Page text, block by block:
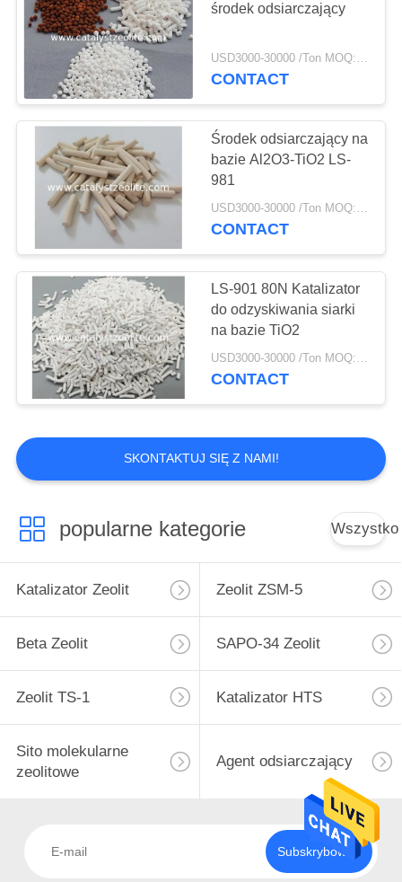
Płynny katalizator
krakingu
katalitycznego
42
Wsparcie dla
katalizatora z tlenku
glinu
83
Niestandardowy
katalizator
środek odsiarczający
USD3000-30000 /Ton MOQ:1 KG
CONTACT
Środek odsiarczający na
bazie Al2O3-TiO2 LS-
981
USD3000-30000 /Ton MOQ:1 KG
CONTACT
LS-901 80N Katalizator
do odzyskiwania siarki
na bazie TiO2
USD3000-30000 /Ton MOQ:1 KG
CONTACT
SKONTAKTUJ SIĘ Z NAMI!
popularne kategorie Wszystko
Katalizator Zeolit Zeolit ​​ZSM-5
Beta Zeolit SAPO-34 Zeolit
Zeolit ​​TS-1 Katalizator HTS
Sito molekularne
zeolitowe
Agent odsiarczający
Subskrybować